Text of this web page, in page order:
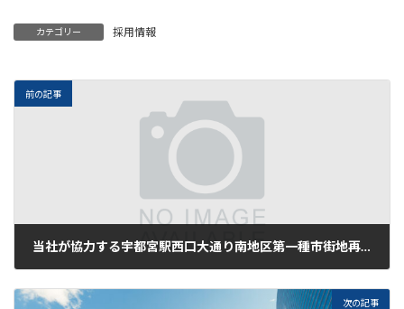
カテゴリー 採用情報
前の記事
当社が協力する宇都宮駅西口大通り南地区第一種市街地再開発事業について、2026年5月29日の都市計画情報に掲載されました。
次の記事